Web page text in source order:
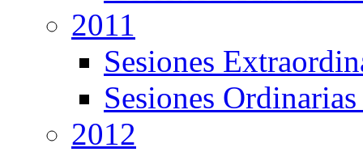
2011
Sesiones
Sesiones
2012